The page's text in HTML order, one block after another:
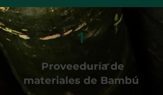
1
Proveeduría de
materiales de Bambú